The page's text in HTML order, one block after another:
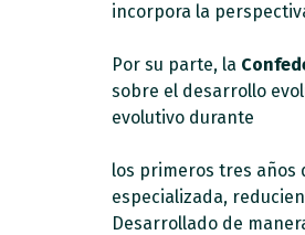
incorpora la
Por su parte, la
sobre el desarrollo
evolutivo durante
los primeros tres años
especializada,
Desarrollado de